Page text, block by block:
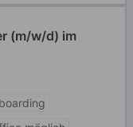
(m/w/d) im